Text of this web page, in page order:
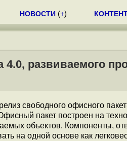
НОВОСТИ (+)
развиваемого
релиз свободного офисного
пакет построен на
объектов. Компоненты,
на одной основе как